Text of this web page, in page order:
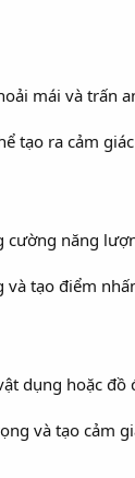
mái và trấn
tạo ra cảm
cường năng
và tạo điểm
dụng hoặc đồ
và tạo cảm